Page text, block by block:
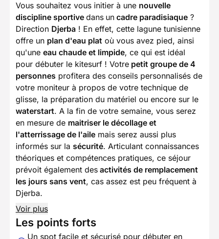
Vous souhaitez vous initier à une nouvelle
discipline sportive dans un cadre paradisiaque ?
Direction Djerba ! En effet, cette lagune tunisienne
offre un plan d'eau plat où vous avez pied, ainsi
qu'une eau chaude et limpide, ce qui est idéal
pour débuter le kitesurf ! Votre petit groupe de 4
personnes profitera des conseils personnalisés de
votre moniteur à propos de votre technique de
glisse, la préparation du matériel ou encore sur le
waterstart. A la fin de votre semaine, vous serez
en mesure de maitriser le décollage et
l'atterrissage de l'aile mais serez aussi plus
informés sur la sécurité. Articulant connaissances
théoriques et compétences pratiques, ce séjour
prévoit également des activités de remplacement
les jours sans vent, cas assez est peu fréquent à
Djerba.
Voir plus
Les points forts
Un spot facile et sécurisé pour débuter en